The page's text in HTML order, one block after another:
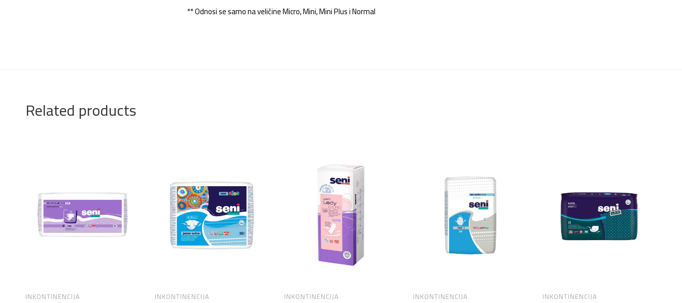
** Odnosi se samo na veličine Micro, Mini, Mini Plus i Normal
Related products
INKONTINENCIJA INKONTINENCIJA INKONTINENCIJA INKONTINENCIJA INKONTINENCIJA